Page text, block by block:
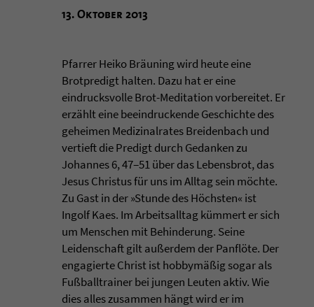
13. Oktober 2013
Pfarrer Heiko Bräuning wird heute eine
Brotpredigt halten. Dazu hat er eine
eindrucksvolle Brot-Meditation vorbereitet. Er
erzählt eine beeindruckende Geschichte des
geheimen Medizinalrates Breidenbach und
vertieft die Predigt durch Gedanken zu
Johannes 6, 47‒51 über das Lebensbrot, das
Jesus Christus für uns im Alltag sein möchte.
Zu Gast in der »Stunde des Höchsten« ist
Ingolf Kaes. Im Arbeitsalltag kümmert er sich
um Menschen mit Behinderung. Seine
Leidenschaft gilt außerdem der Panflöte. Der
engagierte Christ ist hobbymäßig sogar als
Fußballtrainer bei jungen Leuten aktiv. Wie
dies alles zusammen hängt wird er im